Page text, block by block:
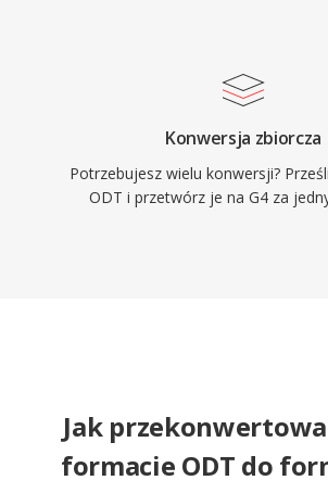
Konwersja zbiorcza
Potrzebujesz wielu konwersji?
ODT i przetwórz je na G4 za
Jak
formacie ODT do